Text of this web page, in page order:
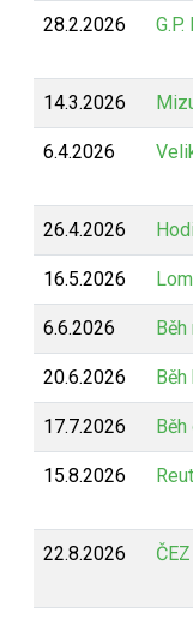
28.2.2026
14.3.2026
6.4.2026
26.4.2026
16.5.2026
6.6.2026
20.6.2026
17.7.2026
15.8.2026
22.8.2026